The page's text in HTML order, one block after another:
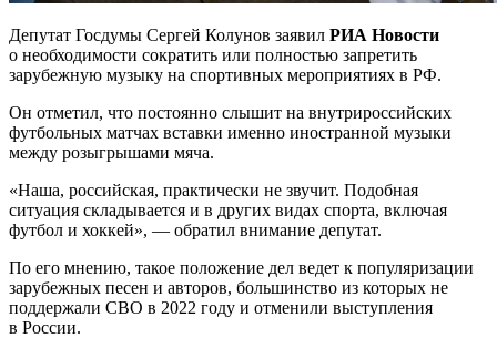
Депутат Госдумы Сергей Колунов заявил РИА Новости
о необходимости сократить или полностью запретить
зарубежную музыку на спортивных мероприятиях в РФ.
Он отметил, что постоянно слышит на внутрироссийских
футбольных матчах вставки именно иностранной музыки
между розыгрышами мяча.
«Наша, российская, практически не звучит. Подобная
ситуация складывается и в других видах спорта, включая
футбол и хоккей», — обратил внимание депутат.
По его мнению, такое положение дел ведет к популяризации
зарубежных песен и авторов, большинство из которых не
поддержали СВО в 2022 году и отменили выступления
в России.